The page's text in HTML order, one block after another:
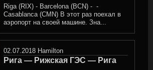
Riga (RIX) - Barcelona (BCN) - -
Casablanca (CMN) В этот раз поехал в
аэропорт на своей машине. Зна...
02.07.2018 Hamilton
Рига — Рижская ГЭС — Рига